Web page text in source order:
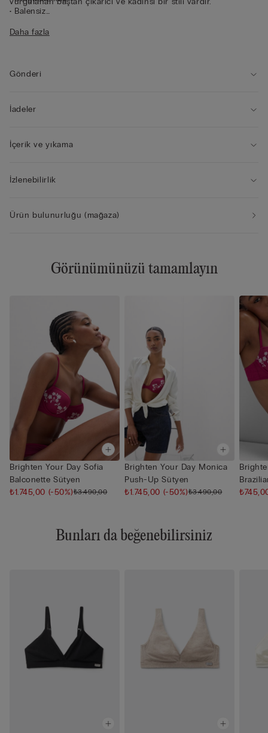
• Balensiz
• Arkadan ayarlanabilir omuz askısı
42B
Daha fazla
Gönderi
İadeler
İçerik ve yıkama
İzlenebilirlik
Ürün bulunurluğu (mağaza)
Görünümünüzü tamamlayın
Brighten Your Day Sofia
Balconette Sütyen
₺1.745,00 (-50%)₺3.490,00
Brighten Your Day Monica
Push-Up Sütyen
₺1.745,00 (-50%)₺3.490,00
Bunları da beğenebilirsiniz